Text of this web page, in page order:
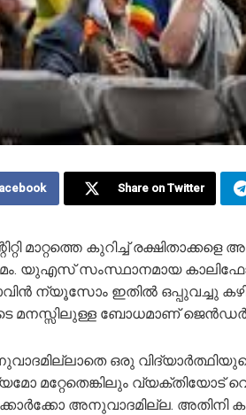
Share on Twitter
മാറ്റത്തെ കുറിച്ച് രക്ഷിതാക്കളെ
യുഎസ് സംസ്ഥാനമായ
ന്യൂസോം ഇതിൽ ഒപ്പുവച്ചു
മനസ്സിലുള്ള ബോധമാണ് ജെൻഡർ
ഒരു
മറ്റേതെങ്കിലും വ്യക്തിയോട്
അനുവാദമില്ല. അതിനി